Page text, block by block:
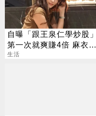
自曝「跟王泉仁學炒股」
第一次就爽賺4倍 麻衣：
感謝指導
生活